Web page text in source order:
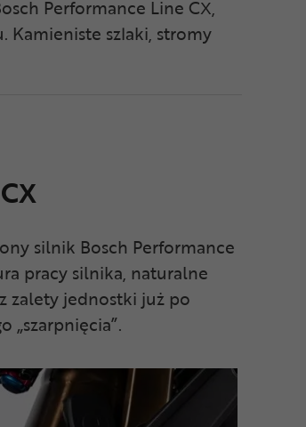
Performance Line CX,
Kamieniste szlaki, stromy
silnik Bosch Performance
pracy silnika, naturalne
zalety jednostki już po